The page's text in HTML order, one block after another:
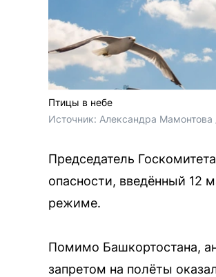
Птицы в небе
Источник: Александра Мамонтова
Председатель
опасности, введённый 12
режиме.
Помимо Башкортостана,
запретом на полёты